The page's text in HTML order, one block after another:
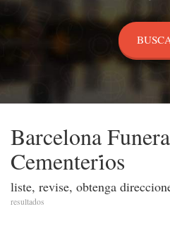
Barcelona
Cementeri̇̇os
liste, revise, obtenga
resultados